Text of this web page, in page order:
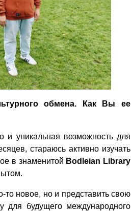
обмена. Как Вы ее
и уникальная возможность для
стараюсь активно изучать
в знаменитой Bodleian Library
то новое, но и представить свою
для будущего международного